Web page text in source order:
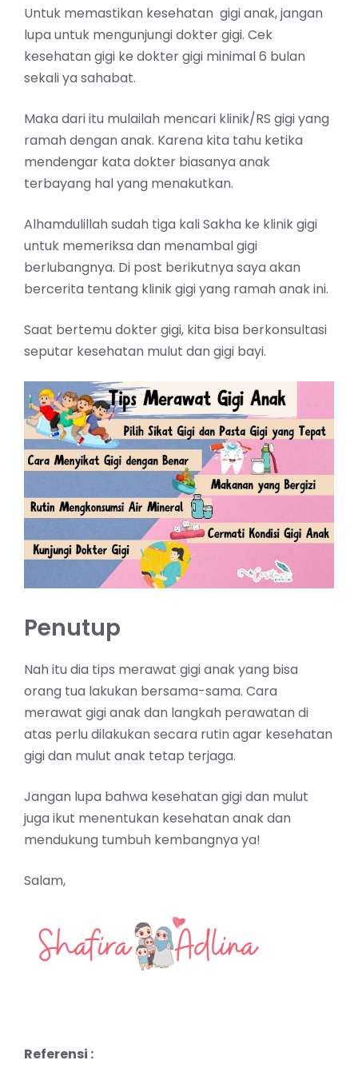
Untuk memastikan kesehatan gigi anak, jangan
lupa untuk mengunjungi dokter gigi. Cek
kesehatan gigi ke dokter gigi minimal 6 bulan
sekali ya sahabat.
Maka dari itu mulailah mencari klinik/RS gigi yang
ramah dengan anak. Karena kita tahu ketika
mendengar kata dokter biasanya anak
terbayang hal yang menakutkan.
Alhamdulillah sudah tiga kali Sakha ke klinik gigi
untuk memeriksa dan menambal gigi
berlubangnya. Di post berikutnya saya akan
bercerita tentang klinik gigi yang ramah anak ini.
Saat bertemu dokter gigi, kita bisa berkonsultasi
seputar kesehatan mulut dan gigi bayi.
Penutup
Nah itu dia tips merawat gigi anak yang bisa
orang tua lakukan bersama-sama. Cara
merawat gigi anak dan langkah perawatan di
atas perlu dilakukan secara rutin agar kesehatan
gigi dan mulut anak tetap terjaga.
Jangan lupa bahwa kesehatan gigi dan mulut
juga ikut menentukan kesehatan anak dan
mendukung tumbuh kembangnya ya!
Salam,
Referensi :